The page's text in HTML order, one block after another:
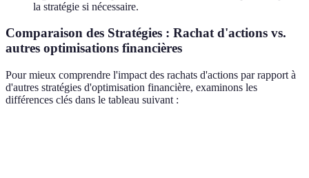
la stratégie si nécessaire.
Comparaison des Stratégies : Rachat d'actions vs.
autres optimisations financières
Pour mieux comprendre l'impact des rachats d'actions par rapport à
d'autres stratégies d'optimisation financière, examinons les
différences clés dans le tableau suivant :